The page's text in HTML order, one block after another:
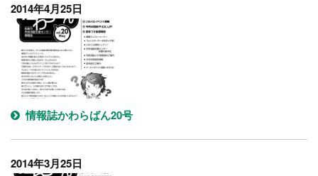
2014年4月25日
情報誌かわらばん20号
2014年3月25日